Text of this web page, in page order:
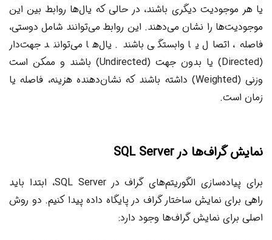
یا هر موجودیت دیگری باشند، در حالی که یال‌ها روابط بین این
موجودیت‌ها را نشان می‌دهند. این روابط می‌توانند شامل دوستی،
فاصله، اتصال یا وابستگی باشند. یال‌ها می‌توانند جهت‌دار
(Directed) یا بدون جهت (Undirected) باشند و ممکن است
وزنی (Weighted) داشته باشند که نشان‌دهنده هزینه، فاصله یا
زمان است.
نمایش گراف‌ها در SQL Server
برای پیاده‌سازی الگوریتم‌های گراف در SQL Server، ابتدا باید
راهی برای نمایش ساختار گراف در پایگاه داده پیدا کنیم. دو روش
اصلی برای نمایش گراف‌ها وجود دارد: